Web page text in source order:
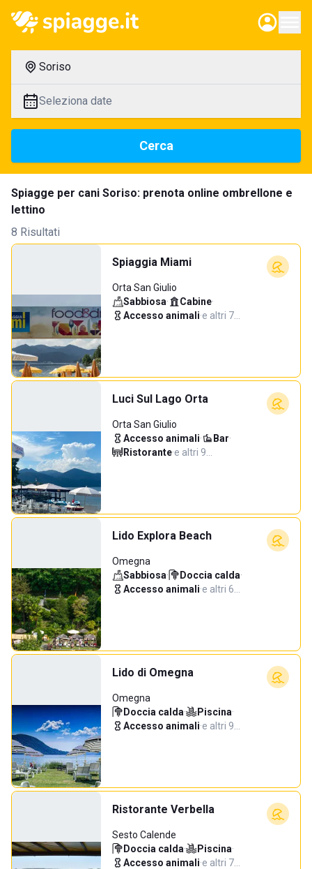
Soriso
Seleziona date
Cerca
Spiagge per cani Soriso: prenota online ombrellone e
lettino
8 Risultati
Spiaggia Miami
Orta San Giulio
Sabbiosa· Cabine·
Accesso animali·e altri 7…
Luci Sul Lago Orta
Orta San Giulio
Accesso animali· Bar·
Ristorante·e altri 9…
Lido Explora Beach
Omegna
Sabbiosa· Doccia calda·
Accesso animali·e altri 6…
Lido di Omegna
Omegna
Doccia calda· Piscina·
Accesso animali·e altri 9…
Ristorante Verbella
Sesto Calende
Doccia calda· Piscina·
Accesso animali·e altri 7…